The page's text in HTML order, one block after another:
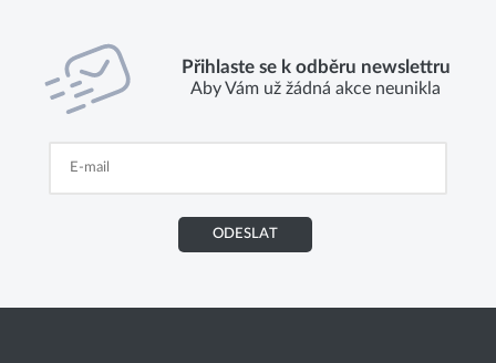
Přihlaste se k odběru newslettru
Aby Vám už žádná akce neunikla
ODESLAT